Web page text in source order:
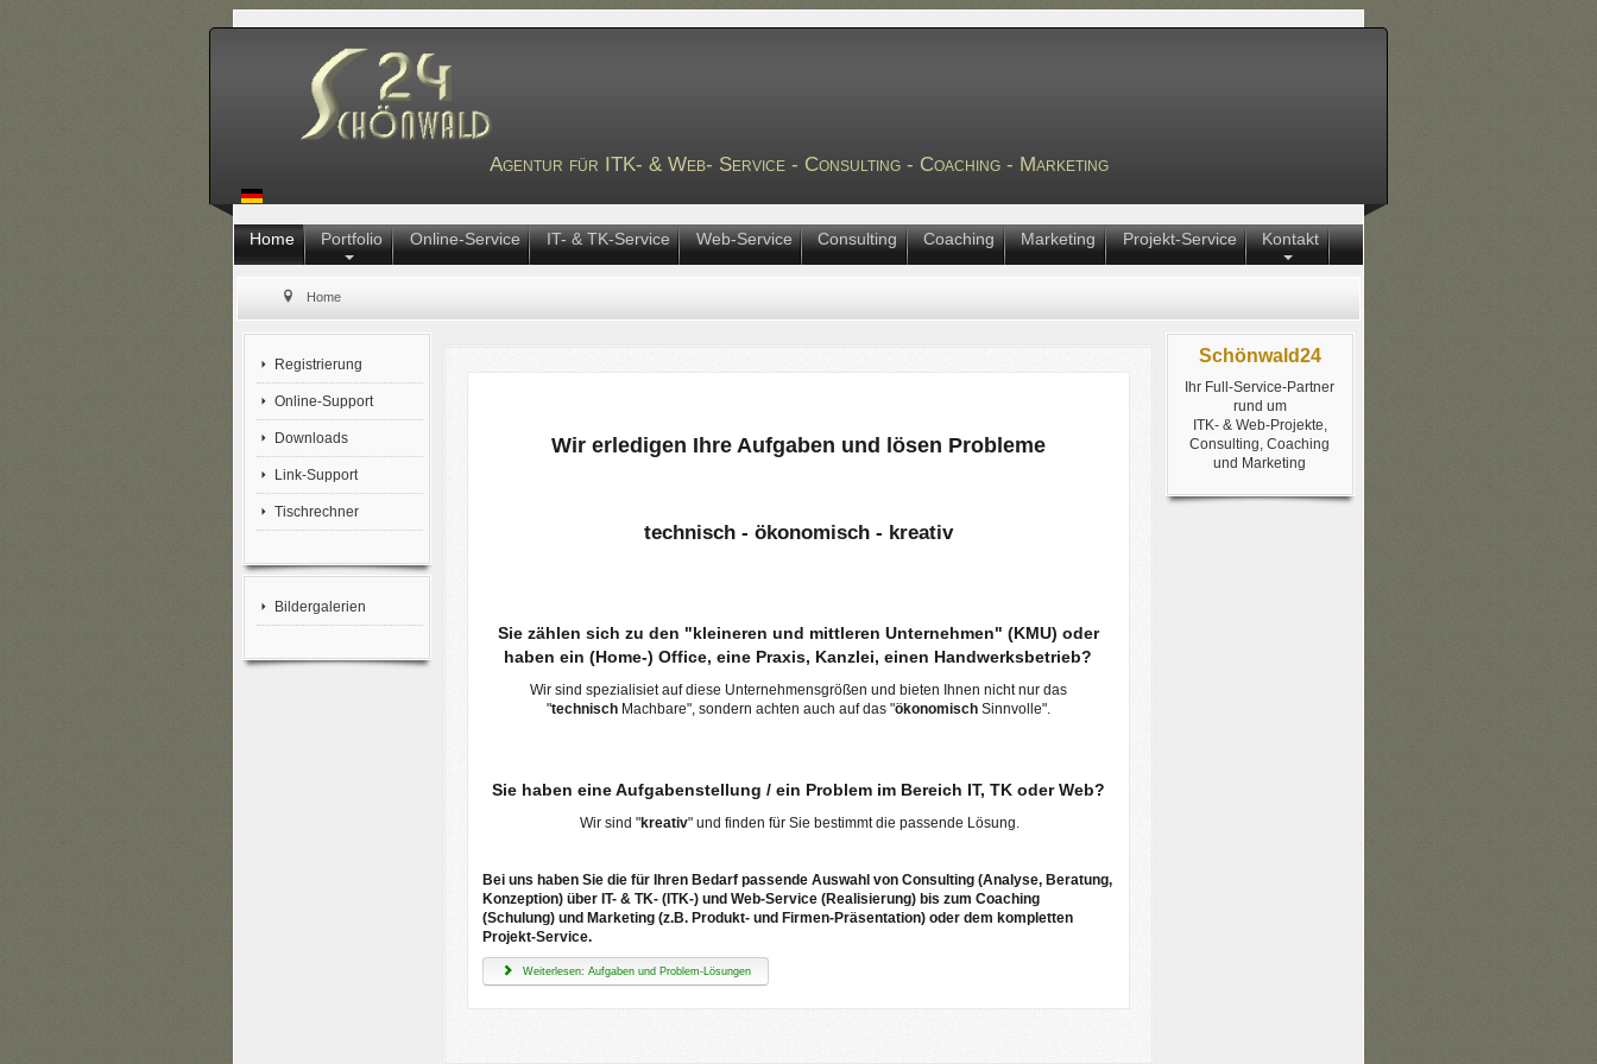
Agentur für ITK- & Web- Service - Consulting - Coaching - Marketing
Home Portfolio Online-Service IT- & TK-Service Web-Service Consulting Coaching Marketing Projekt-Service Kontakt
Home
Registrierung
Online-Support
Downloads
Link-Support
Tischrechner
Bildergalerien
Wir erledigen Ihre Aufgaben und lösen Probleme
technisch - ökonomisch - kreativ
Sie zählen sich zu den "kleineren und mittleren Unternehmen" (KMU) oder
haben ein (Home-) Office, eine Praxis, Kanzlei, einen Handwerksbetrieb?
Wir sind spezialisiet auf diese Unternehmensgrößen und bieten Ihnen nicht nur das
"technischMachbare", sondern achten auch auf das "ökonomischSinnvolle".
Sie haben eine Aufgabenstellung / ein Problem im Bereich IT, TK oder Web?
Wir sind "kreativ" und finden für Sie bestimmt die passende Lösung.
Bei uns haben Sie die für Ihren Bedarf passende Auswahl von Consulting (Analyse, Beratung,
Konzeption) über IT- & TK- (ITK-) und Web-Service (Realisierung) bis zum Coaching
(Schulung) und Marketing (z.B. Produkt- und Firmen-Präsentation) oder dem kompletten
Projekt-Service.
Weiterlesen: Aufgaben und Problem-Lösungen
Schönwald24
Ihr Full-Service-Partner
rund um
ITK- & Web-Projekte,
Consulting, Coaching
und Marketing